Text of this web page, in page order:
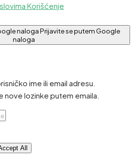
Korišćenje
Prijavite se putem Google
naloga
ime ili email adresu.
nove lozinke putem emaila.
All